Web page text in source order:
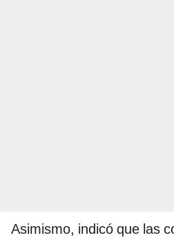
Asimismo, indicó que las